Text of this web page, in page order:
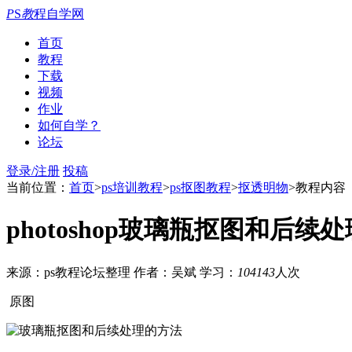
PS教程自学网
首页
教程
下载
视频
作业
如何自学？
论坛
登录/注册 投稿
当前位置： 首页>ps培训教程>ps抠图教程>抠透明物>教程内容
photoshop玻璃瓶抠图和后续
来源：ps教程论坛整理 作者：吴斌 学习： 104143人次
原图